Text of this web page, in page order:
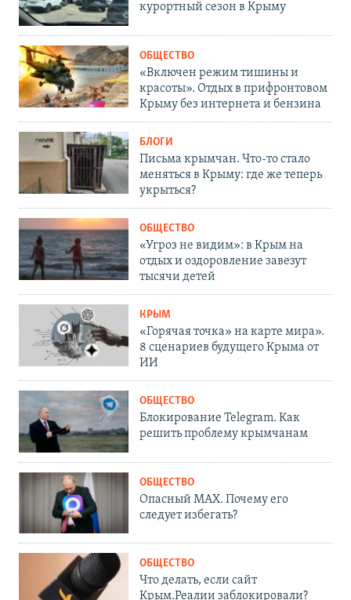
курортный сезон в Крыму
ОБЩЕСТВО
«Включен режим тишины и
красоты». Отдых в прифронтовом
Крыму без интернета и бензина
БЛОГИ
Письма крымчан. Что-то стало
меняться в Крыму: где же теперь
укрыться?
ОБЩЕСТВО
«Угроз не видим»: в Крым на
отдых и оздоровление завезут
тысячи детей
КРЫМ
«Горячая точка» на карте мира».
8 сценариев будущего Крыма от
ИИ
ОБЩЕСТВО
Блокирование Telegram. Как
решить проблему крымчанам
ОБЩЕСТВО
Опасный MAX. Почему его
следует избегать?
ОБЩЕСТВО
Что делать, если сайт
Крым.Реалии заблокировали?